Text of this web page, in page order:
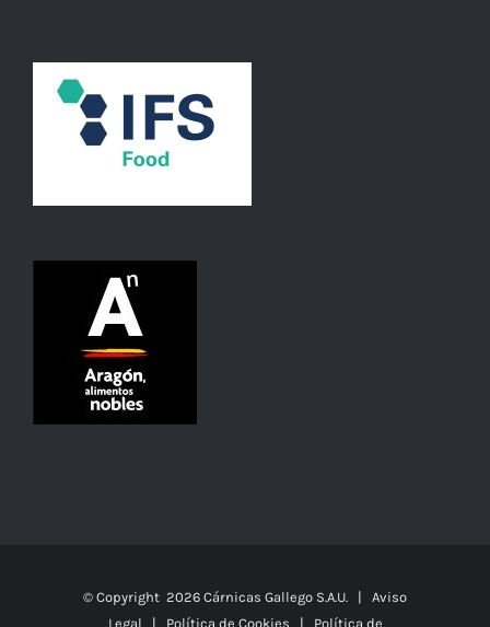
© Copyright 2026 Cárnicas Gallego S.A.U. | Aviso
Legal | Política de Cookies | Política de